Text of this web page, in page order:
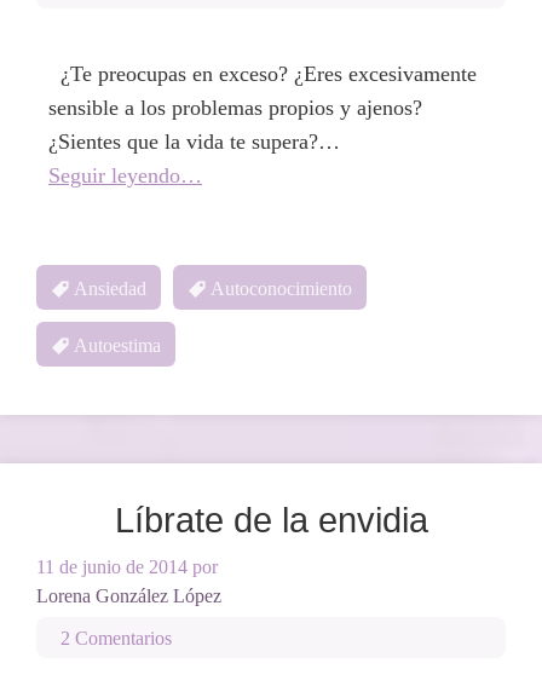
¿Te preocupas en exceso? ¿Eres excesivamente
sensible a los problemas propios y ajenos?
¿Sientes que la vida te supera?…
Seguir leyendo…
Ansiedad Autoconocimiento
Autoestima
Líbrate de la envidia
11 de junio de 2014 por
Lorena González López
2 Comentarios